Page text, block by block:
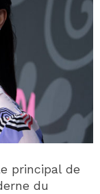
principal de
du